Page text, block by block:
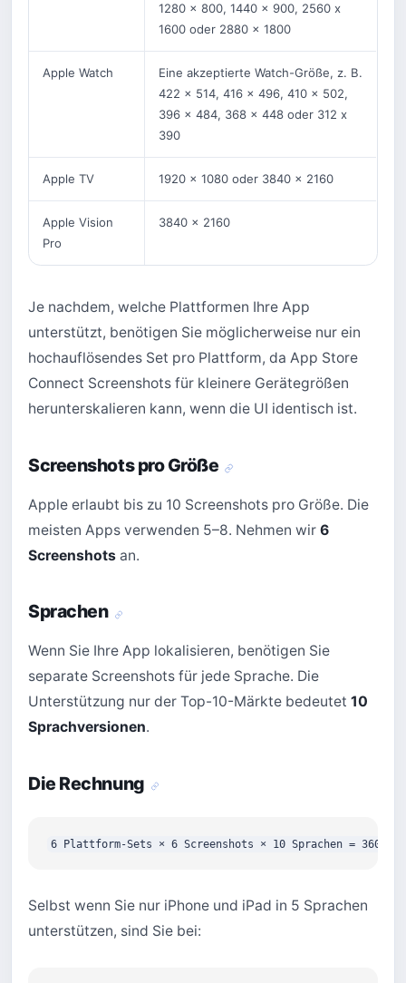
1280 x 800, 1440 x 900, 2560 x
1600 oder 2880 x 1800
Apple Watch
Eine akzeptierte Watch-Größe, z. B.
422 x 514, 416 x 496, 410 x 502,
396 x 484, 368 x 448 oder 312 x
390
Apple TV 1920 x 1080 oder 3840 x 2160
Apple Vision
Pro
3840 x 2160
Je nachdem, welche Plattformen Ihre App
unterstützt, benötigen Sie möglicherweise nur ein
hochauflösendes Set pro Plattform, da App Store
Connect Screenshots für kleinere Gerätegrößen
herunterskalieren kann, wenn die UI identisch ist.
Screenshots pro Größe
Apple erlaubt bis zu 10 Screenshots pro Größe. Die
meisten Apps verwenden 5–8. Nehmen wir6
Screenshots an.
Sprachen
Wenn Sie Ihre App lokalisieren, benötigen Sie
separate Screenshots für jede Sprache. Die
Unterstützung nur der Top-10-Märkte bedeutet10
Sprachversionen.
Die Rechnung
Selbst wenn Sie nur iPhone und iPad in 5 Sprachen
unterstützen, sind Sie bei: